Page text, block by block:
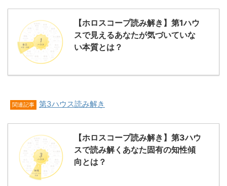
【ホロスコープ読み解き】第1ハウ
スで見えるあなたが気づいていな
い本質とは？
関連記事 第3ハウス読み解き
【ホロスコープ読み解き】第3ハウ
スで読み解くあなた固有の知性傾
向とは？